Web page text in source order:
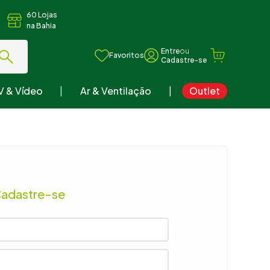
60 Lojas
na Bahia
Favoritos
ou
& Vídeo Ar & Ventilação Outlet
se